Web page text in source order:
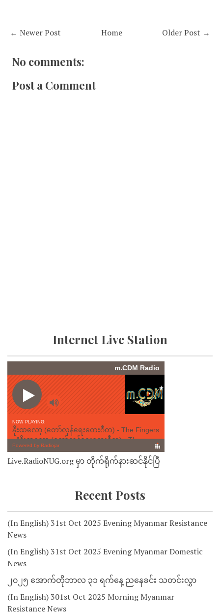
← Newer Post Older Post →
Home
No comments:
Post a Comment
Internet Live Station
Live.RadioNUG.org မှာ တိုက်ရိုက်နားဆင်နိုင်ပြီ
Recent Posts
(In English) 31st Oct 2025 Evening Myanmar Resistance
News
(In English) 31st Oct 2025 Evening Myanmar Domestic
News
၂၀၂၅ အောက်တိုဘာလ ၃၁ ရက်နေ့ ညနေခင်း သတင်းလွှာ
(In English) 301st Oct 2025 Morning Myanmar
Resistance News